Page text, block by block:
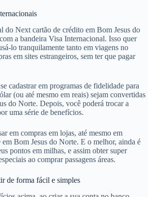
do Next cartão de crédito em Bom Jesus do
a bandeira Visa Internacional. Isso quer
lo tranquilamente tanto em viagens no
em sites estrangeiros, sem ter que pagar
cadastrar em programas de fidelidade para
(ou até mesmo em reais) sejam convertidas
do Norte. Depois, você poderá trocar a
uma série de benefícios.
em compras em lojas, até mesmo em
em Bom Jesus do Norte. E o melhor, ainda é
pontos em milhas, e assim obter super
ao comprar passagens áreas.
forma fácil e simples